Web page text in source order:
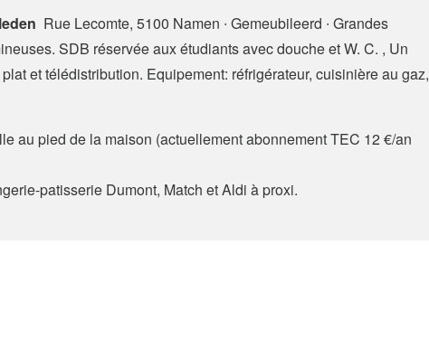
Rue Lecomte, 5100 Namen ∙ Gemeubileerd ∙ Grandes
SDB réservée aux étudiants avec douche et W. C. , Un
et télédistribution. Equipement: réfrigérateur, cuisinière au gaz,
au pied de la maison (actuellement abonnement TEC 12 €/an
patisserie Dumont, Match et Aldi à proxi.